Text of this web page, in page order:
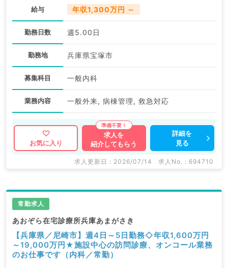
給与 年収1,300万円 ～
勤務日数 週5.00日
勤務地 兵庫県宝塚市
募集科目 一般内科
業務内容 一般外来, 病棟管理, 救急対応
お気に入り
求人を
紹介してもらう
詳細を
見る
求人更新日 : 2026/07/14 求人No. : 694710
常勤求人
あおぞら在宅診療所兵庫あまがさき
【兵庫県／尼崎市】週4日～5日勤務◇年収1,600万円
～19,000万円★施設中心の訪問診療、オンコール業務
のお仕事です（内科／常勤）